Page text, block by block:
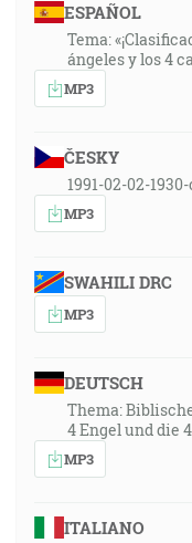
ESPAÑOL
Tema:
ángeles y los 4
MP3
ČESKY
1991-02-02-
MP3
SWAHILI DRC
MP3
DEUTSCH
Thema:
4 Engel und die
MP3
ITALIANO